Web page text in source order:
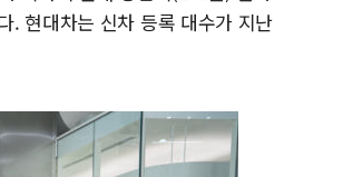
. 현대차는 신차 등록 대수가 지난